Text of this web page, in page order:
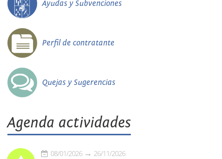
Ayudas y Subvenciones
Perfil de contratante
Quejas y Sugerencias
Agenda actividades
08/01/2026 26/11/2026